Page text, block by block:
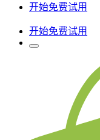
开始免费试用
开始免费试用